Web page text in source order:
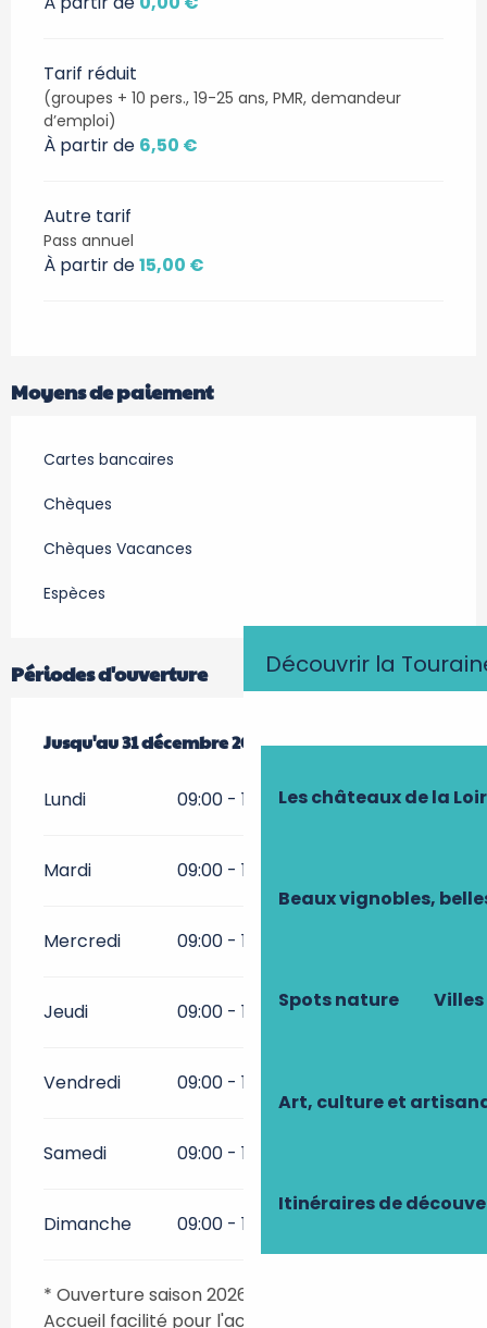
Découvrir la
Les châteaux de la
Beaux vignobles,
Spots nature
Art, culture et
Itinéraires de
Tarif réduit
(groupes + 10 pers., 19-25 ans, PMR, demandeur
d’emploi)
À partir de 6,50 €
Autre tarif
Pass annuel
À partir de15,00 €
Moyens de paiement
Cartes bancaires
Chèques
Chèques Vacances
Espèces
Périodes d'ouverture
Du1 avril 2026au31 décembre 2026
Jusqu'au31 décembre 2026
Lundi 09:00 - 19:00
Mardi 09:00 - 19:00
Mercredi 09:00 - 19:00
Jeudi 09:00 - 19:00
Vendredi 09:00 - 19:00
Samedi 09:00 - 19:00
Dimanche 09:00 - 19:00
* Ouverture saison 2026 : 1er avril.
Accueil facilité pour l'accès PMR. Contacter